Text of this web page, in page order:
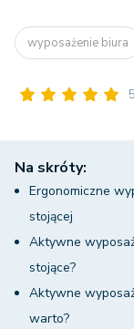
wyposażenie biura
Na skróty:
Ergonomiczne
stojącej
Aktywne
stojące?
Aktywne
warto?